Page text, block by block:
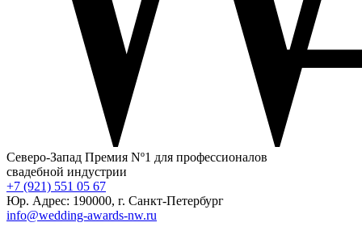
Северо-Запад Премия Nº1 для профессионалов
свадебной индустрии
+7 (921) 551 05 67
Юр. Адрес: 190000, г. Санкт-Петербург
info@wedding-awards-nw.ru